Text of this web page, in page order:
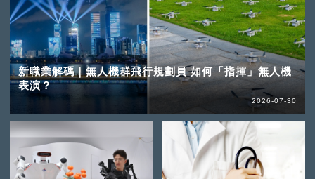
新職業解碼｜無人機群飛行規劃員 如何「指揮」無人機
表演？
2026-07-30